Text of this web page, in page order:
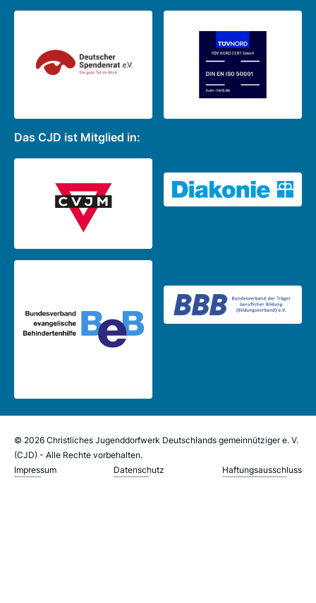
Das CJD ist Mitglied in:
© 2026 Christliches Jugenddorfwerk Deutschlands gemeinnütziger e. V.
(CJD) - Alle Rechte vorbehalten.
Impressum
Datenschutz Haftungsausschluss